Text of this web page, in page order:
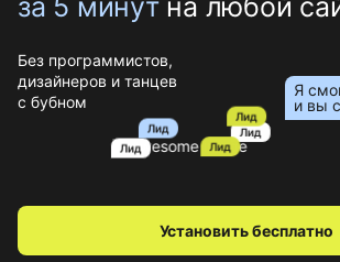
Без программистов,
дизайнеров и танцев
с бубном
Я
и вы
Лид
Лид
Лид
Лид
Лид
Установить бесплатно